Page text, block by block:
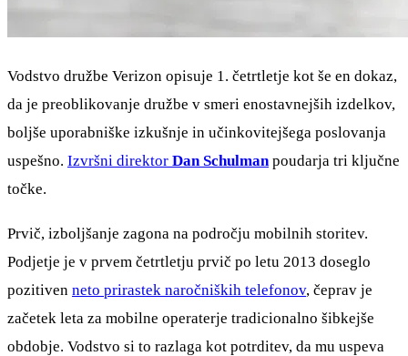
Vodstvo družbe Verizon opisuje 1. četrtletje kot še en dokaz,
da je preoblikovanje družbe v smeri enostavnejših izdelkov,
boljše uporabniške izkušnje in učinkovitejšega poslovanja
uspešno. Izvršni direktor Dan Schulman poudarja tri ključne
točke.
Prvič, izboljšanje zagona na področju mobilnih storitev.
Podjetje je v prvem četrtletju prvič po letu 2013 doseglo
pozitiven neto prirastek naročniških telefonov, čeprav je
začetek leta za mobilne operaterje tradicionalno šibkejše
obdobje. Vodstvo si to razlaga kot potrditev, da mu uspeva